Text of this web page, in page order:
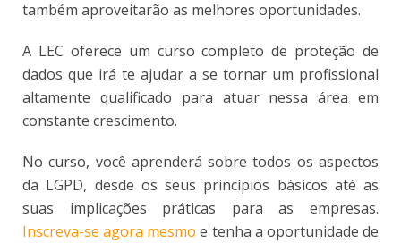
também aproveitarão as melhores oportunidades.
A LEC oferece um curso completo de proteção de
dados que irá te ajudar a se tornar um profissional
altamente qualificado para atuar nessa área em
constante crescimento.
No curso, você aprenderá sobre todos os aspectos
da LGPD, desde os seus princípios básicos até as
suas implicações práticas para as empresas.
Inscreva-se agora mesmo e tenha a oportunidade de